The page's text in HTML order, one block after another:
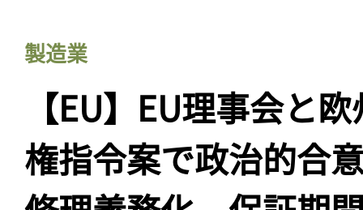
製造業
【EU】EU理事会と
権指令案で政治的合